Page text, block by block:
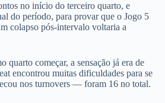
no início do terceiro quarto, e
do período, para provar que o Jogo 5
colapso pós-intervalo voltaria a
quarto começar, a sensação já era de
encontrou muitas dificuldades para se
nos turnovers — foram 16 no total.